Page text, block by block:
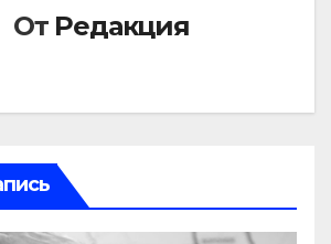
От Редакция